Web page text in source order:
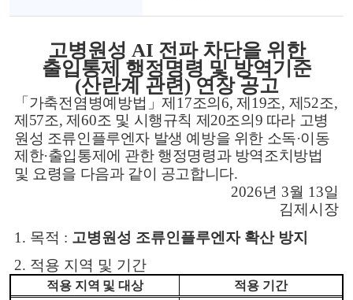
고병원성 AI 전파 차단을 위한
출입통제 행정명령 및 방역기준
(산란계 관련) 연장 공고
「가축전염병예방법 」제17조의6,제19조, 제52조,
제 57조,제60조 및 시행규칙 제 20조의 9 따라 고병
원성 조류인플루엔자 발생 예방을 위한 소독·이동
제한·출입통제에 관한 행정명령과 방역조치방법
및 요령을 다음과 같이 공고합니다.
2026년 3월 13일
김제시장
1. 목적 : 고병원성 조류인플루엔자 확산 방지
2. 적용 지역 및 기간
적용 지역 및 대상 적용 기간